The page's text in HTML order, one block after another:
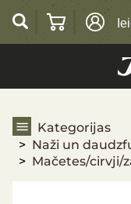
Kategorijas
Naži un
Mačetes/cirvji/